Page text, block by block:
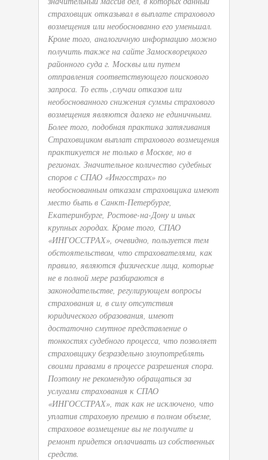
страховщик отказывал в выплате страхового
возмещения или необоснованно его уменьшал.
Кроме того, аналогичную информацию можно
получить также на сайте Замоскворецкого
районного суда г. Москвы или путем
отправления соответствующего поискового
запроса. То есть ,случаи отказов или
необоснованного снижения суммы страхового
возмещения являются далеко не единичными.
Более того, подобная практика затягивания
Страховщиком выплат страхового возмещения
практикуется не только в Москве, но в
регионах. Значительное количество судебных
споров с СПАО «Ингосстрах» по
необоснованным отказам страховщика имеют
место быть в Санкт-Петербурге,
Екатеринбурге, Ростове-на-Дону и иных
крупных городах. Кроме того, СПАО
«ИНГОССТРАХ», очевидно, пользуется тем
обстоятельством, что страхователями, как
правило, являются физические лица, которые
не в полной мере разбираются в
законодательстве, регулирующем вопросы
страхования и, в силу отсутствия
юридического образования, имеют
достаточно смутное представление о
тонкостях судебного процесса, что позволяет
страховщику безраздельно злоупотреблять
своими правами в процессе разрешения спора.
Поэтому не рекомендую обращаться за
услугами страхования к СПАО
«ИНГОССТРАХ», так как не исключено, что
уплатив страховую премию в полном объеме,
страховое возмещение вы не получите и
ремонт придется оплачивать из собственных
средств.